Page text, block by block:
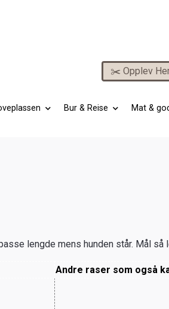
✂️ Opplev
Bur & Reise Mat &
lengde mens hunden står. Mål så
Andre raser som også